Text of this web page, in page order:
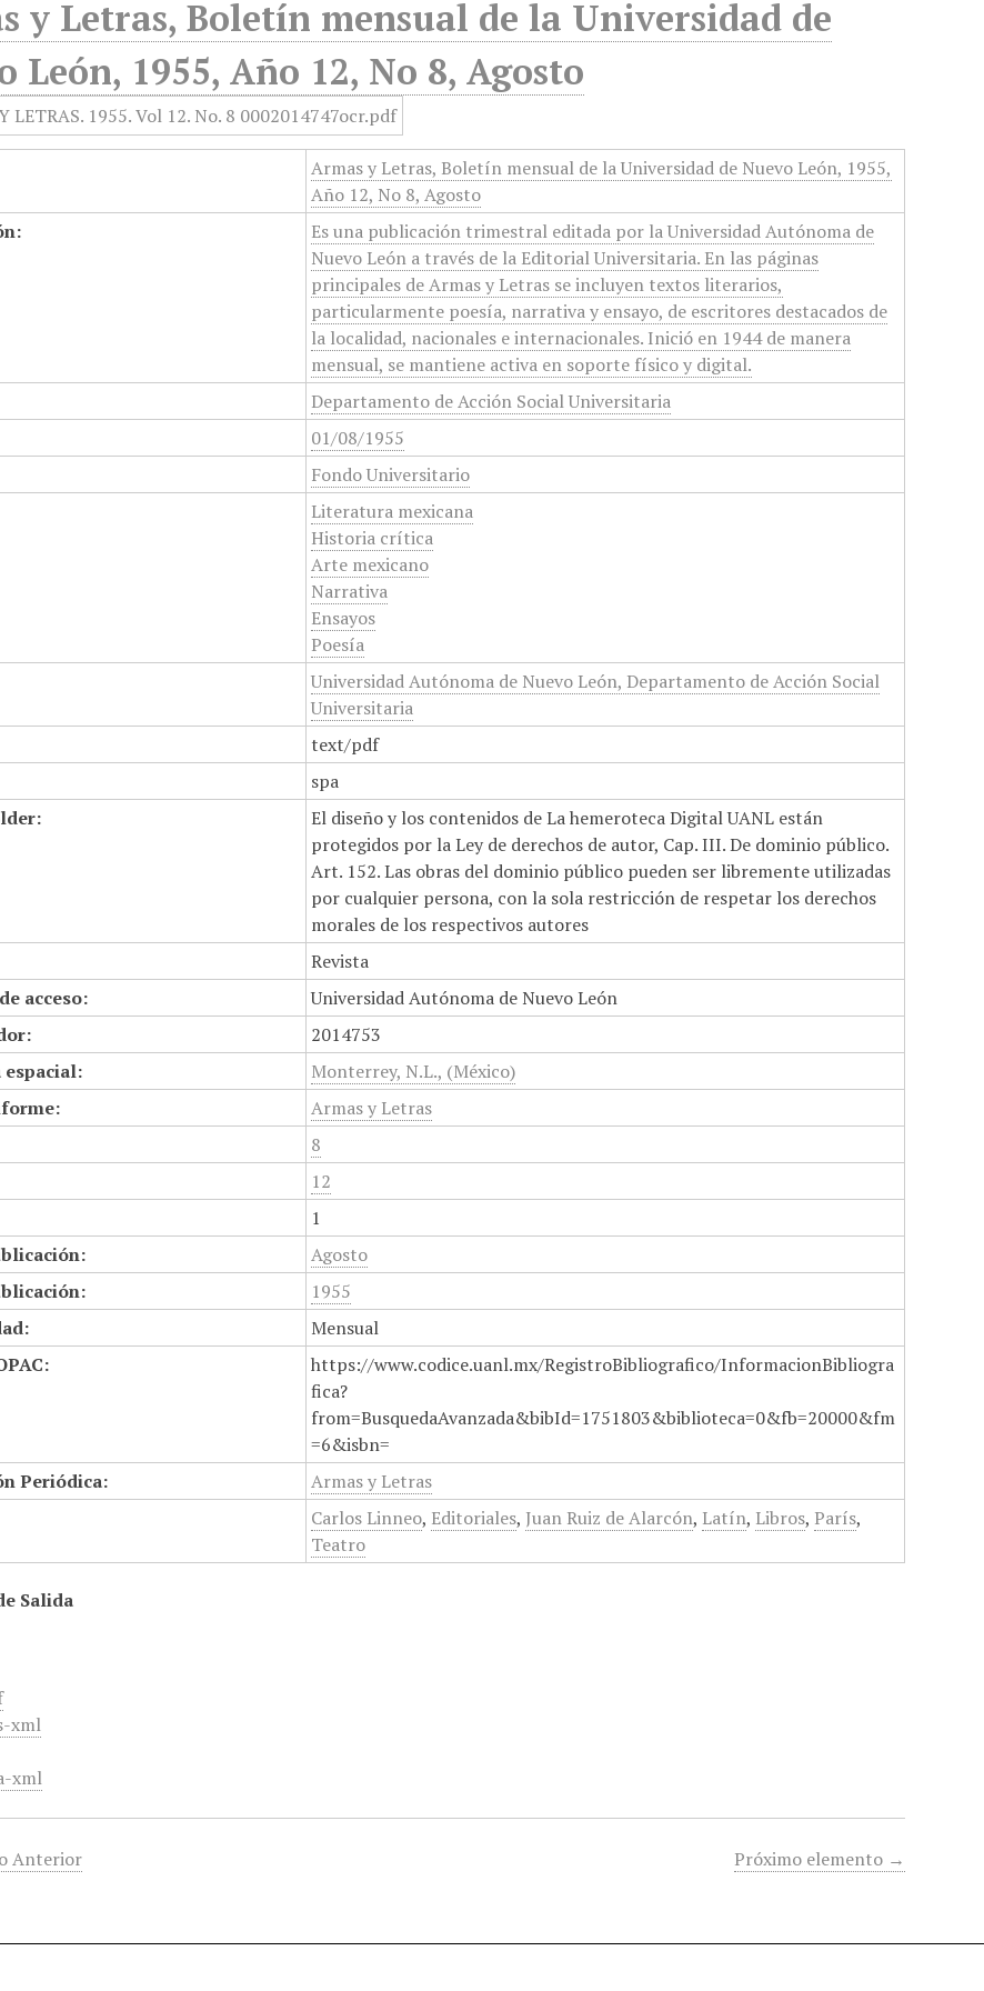
y Letras, Boletín mensual de la Universidad de
León, 1955, Año 12, No 8, Agosto
Armas y Letras, Boletín mensual de la Universidad de Nuevo León, 1955,
Año 12, No 8, Agosto
Es una publicación trimestral editada por la Universidad Autónoma de
Nuevo León a través de la Editorial Universitaria. En las páginas
principales de Armas y Letras se incluyen textos literarios,
particularmente poesía, narrativa y ensayo, de escritores destacados de
la localidad, nacionales e internacionales. Inició en 1944 de manera
mensual, se mantiene activa en soporte físico y digital.
Departamento de Acción Social Universitaria
01/08/1955
Fondo Universitario
Literatura mexicana
Historia crítica
Arte mexicano
Narrativa
Ensayos
Poesía
Universidad Autónoma de Nuevo León, Departamento de Acción Social
Universitaria
text/pdf
spa
El diseño y los contenidos de La hemeroteca Digital UANL están
protegidos por la Ley de derechos de autor, Cap. III. De dominio público.
Art. 152. Las obras del dominio público pueden ser libremente utilizadas
por cualquier persona, con la sola restricción de respetar los derechos
morales de los respectivos autores
Revista
acceso:
Universidad Autónoma de Nuevo León
2014753
espacial:
Monterrey, N.L., (México)
Armas y Letras
8
12
1
Agosto
1955
Mensual
https://www.codice.uanl.mx/RegistroBibliografico/InformacionBibliogra
fica?
from=BusquedaAvanzada&bibId=1751803&biblioteca=0&fb=20000&fm
=6&isbn=
Periódica:
Armas y Letras
Carlos Linneo, Editoriales, Juan Ruiz de Alarcón, Latín, Libros, París,
Teatro
Salida
xml
xml
Anterior Próximo elemento →